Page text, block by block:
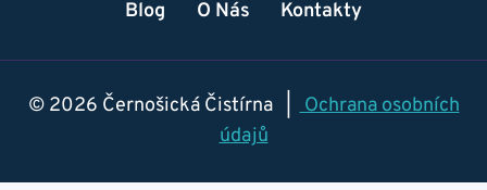
Blog O Nás Kontakty
© 2026 Černošická Čistírna |Ochrana osobních
údajů